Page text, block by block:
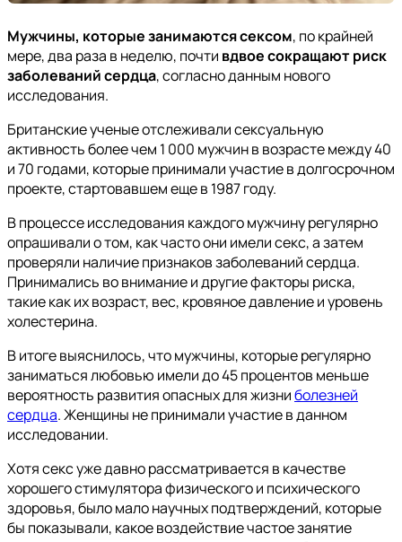
Мужчины, которые занимаются сексом, по крайней
мере, два раза в неделю, почти вдвое сокращают риск
заболеваний сердца, согласно данным нового
исследования.
Британские ученые отслеживали сексуальную
активность более чем 1 000 мужчин в возрасте между 40
и 70 годами, которые принимали участие в долгосрочном
проекте, стартовавшем еще в 1987 году.
В процессе исследования каждого мужчину регулярно
опрашивали о том, как часто они имели секс, а затем
проверяли наличие признаков заболеваний сердца.
Принимались во внимание и другие факторы риска,
такие как их возраст, вес, кровяное давление и уровень
холестерина.
В итоге выяснилось, что мужчины, которые регулярно
заниматься любовью имели до 45 процентов меньше
вероятность развития опасных для жизниболезней
сердца. Женщины не принимали участие в данном
исследовании.
Хотя секс уже давно рассматривается в качестве
хорошего стимулятора физического и психического
здоровья, было мало научных подтверждений, которые
бы показывали, какое воздействие частое занятие